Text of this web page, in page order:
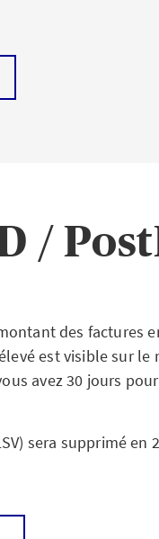
/
des factures
est visible sur le
avez 30 jours
sera supprimé en